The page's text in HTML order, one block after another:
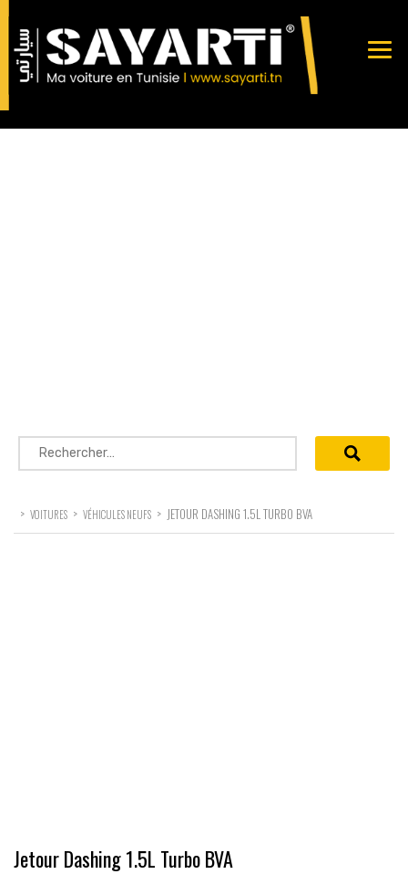
Rechercher :
> VOITURES > VÉHICULES NEUFS > JETOUR DASHING 1.5L TURBO BVA
Jetour Dashing 1.5L Turbo BVA